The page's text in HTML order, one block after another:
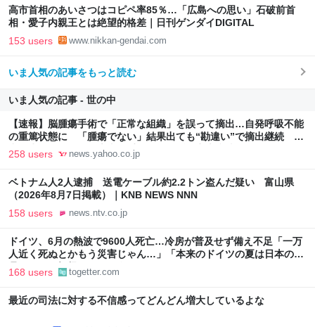
高市首相のあいさつはコピペ率85％…「広島への思い」石破前首
相・愛子内親王とは絶望的格差｜日刊ゲンダイDIGITAL
153 users www.nikkan-gendai.com
いま人気の記事をもっと読む
いま人気の記事 - 世の中
【速報】脳腫瘍手術で「正常な組織」を誤って摘出…自発呼吸不能
の重篤状態に 「腫瘍でない」結果出ても“勘違い”で摘出継続 通
常の生活送っていた患者が手足も動かず 京大病院（MBSニュー
ス） - Yahoo!ニュース
258 users news.yahoo.co.jp
ベトナム人2人逮捕 送電ケーブル約2.2トン盗んだ疑い 富山県
（2026年8月7日掲載）｜KNB NEWS NNN
158 users news.ntv.co.jp
ドイツ、6月の熱波で9600人死亡…冷房が普及せず備え不足「一万
人近く死ぬとかもう災害じゃん…」「本来のドイツの夏は日本の10
月ぐらいの気候やからねえ」
168 users togetter.com
最近の司法に対する不信感ってどんどん増大しているよな